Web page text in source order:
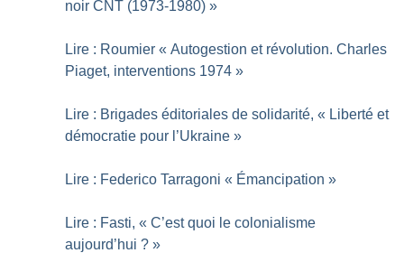
noir CNT (1973-1980) »
Lire : Roumier « Autogestion et révolution. Charles
Piaget, interventions 1974 »
Lire : Brigades éditoriales de solidarité, « Liberté et
démocratie pour l’Ukraine »
Lire : Federico Tarragoni « Émancipation »
Lire : Fasti, « C’est quoi le colonialisme
aujourd’hui ? »